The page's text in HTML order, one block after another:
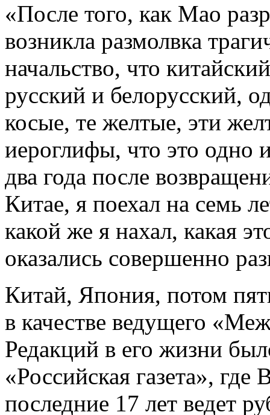
«После того, как Мао
возникла размолвка
начальство, что
русский и белорусский,
косые, те желтые, эти
иероглифы, что это одно
два года после
Китае, я поехал на семь
какой же я нахал, какая
оказались совершенно
Китай, Япония, потом
в качестве ведущего
Редакций в его жизни
«Российская газета»,
последние 17 лет ведет